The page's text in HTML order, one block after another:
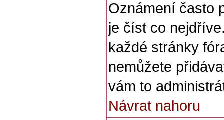
Oznámení často
je číst co
každé stránky
nemůžete
vám to
Návrat nahoru